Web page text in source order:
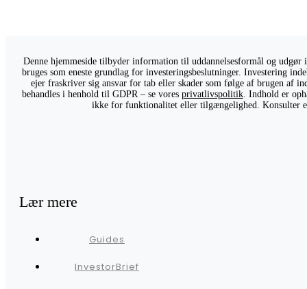
Denne hjemmeside tilbyder information til uddannelsesformål og
bruges som eneste grundlag for investeringsbeslutninger. Investering
ejer fraskriver sig ansvar for tab eller skader som følge af brugen af
behandles i henhold til GDPR – se vores privatlivspolitik. Indhold er
ikke for funktionalitet eller tilgængelighed. Konsulter
Lær mere
Guides
InvestorBrief